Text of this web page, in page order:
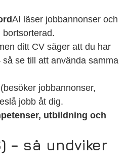
AI läser jobbannonser och
bortsorterad.
ditt CV säger att du har
se till att använda samma
jobbannonser,
jobb åt dig.
utbildning och
– så undviker